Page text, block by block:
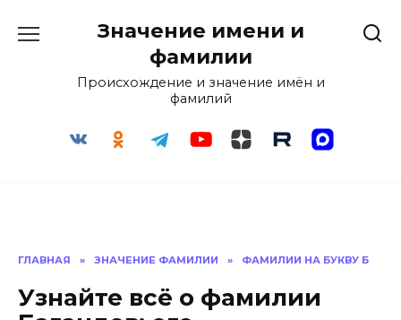
Значение имени и
фамилии
Происхождение и значение имён и
фамилий
ГЛАВНАЯ » ЗНАЧЕНИЕ ФАМИЛИИ » ФАМИЛИИ НА БУКВУ Б
Узнайте всё о фамилии